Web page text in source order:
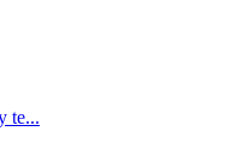
te...